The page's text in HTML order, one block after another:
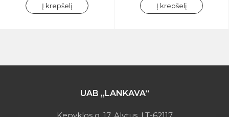
Į krepšelį Į krepšelį
UAB „LANKAVA“